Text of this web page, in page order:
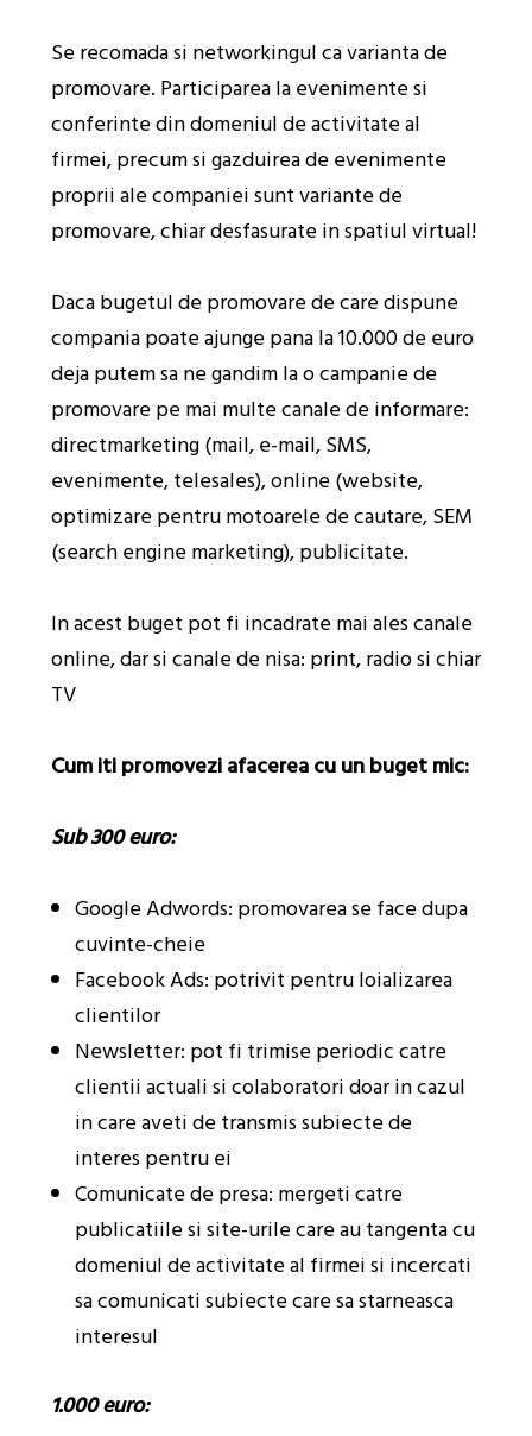
Se recomada si networkingul ca varianta de
promovare. Participarea la evenimente si
conferinte din domeniul de activitate al
firmei, precum si gazduirea de evenimente
proprii ale companiei sunt variante de
promovare, chiar desfasurate in spatiul virtual!
Daca bugetul de promovare de care dispune
compania poate ajunge pana la 10.000 de euro
deja putem sa ne gandim la o campanie de
promovare pe mai multe canale de informare:
directmarketing (mail, e-mail, SMS,
evenimente, telesales), online (website,
optimizare pentru motoarele de cautare, SEM
(search engine marketing), publicitate.
In acest buget pot fi incadrate mai ales canale
online, dar si canale de nisa: print, radio si chiar
TV
Cum iti promovezi afacerea cu un buget mic:
Sub 300 euro:
Google Adwords: promovarea se face dupa
cuvinte-cheie
Facebook Ads: potrivit pentru loializarea
clientilor
Newsletter: pot fi trimise periodic catre
clientii actuali si colaboratori doar in cazul
in care aveti de transmis subiecte de
interes pentru ei
Comunicate de presa: mergeti catre
publicatiile si site-urile care au tangenta cu
domeniul de activitate al firmei si incercati
sa comunicati subiecte care sa starneasca
interesul
1.000 euro: